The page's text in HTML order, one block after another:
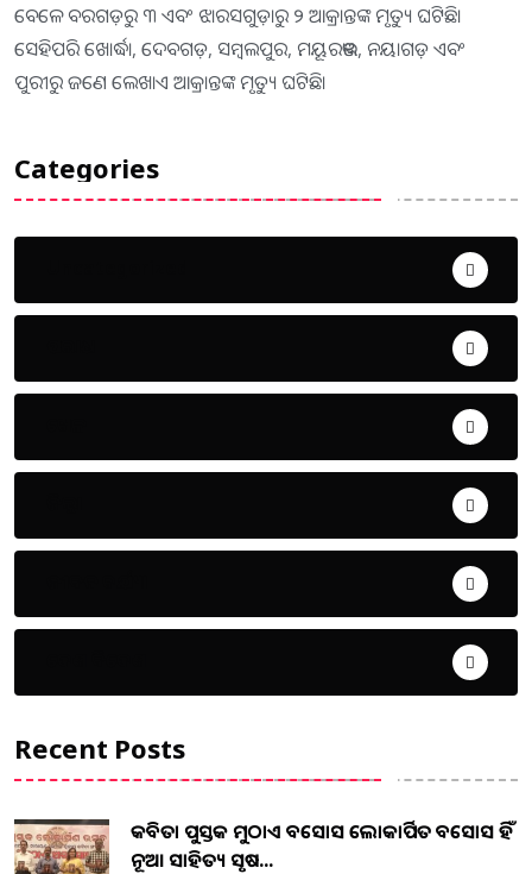
ବେଳେ ବରଗଡ଼ରୁ ୩ ଏବଂ ଝାରସଗୁଡ଼ାରୁ ୨ ଆକ୍ରାନ୍ତଙ୍କ ମୃତ୍ୟୁ ଘଟିଛି।
ସେହିପରି ଖୋର୍ଦ୍ଧା, ଦେବଗଡ଼, ସମ୍ବଲପୁର, ମୟୂରଭଞ୍ଜ, ନୟାଗଡ଼ ଏବଂ
ପୁରୀରୁ ଜଣେ ଲେଖାଏ ଆକ୍ରାନ୍ତଙ୍କ ମୃତ୍ୟୁ ଘଟିଛି।
Categories
Recent Posts
କବିତା ପୁସ୍ତକ ମୁଠାଏ ଅବସୋସ ଲୋକାର୍ପିତ ଅବସୋସ ହିଁ
ନୂଆ ସାହିତ୍ୟ ସୃଷ...